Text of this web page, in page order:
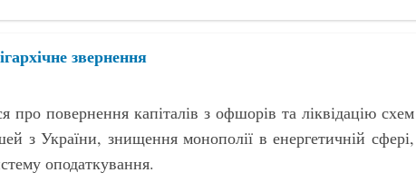
звернення
про повернення капіталів з офшорів та ліквідацію схем
з України, знищення монополії в енергетичній сфері,
оподаткування.